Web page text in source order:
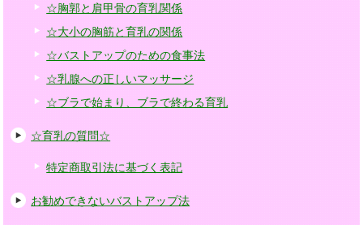
☆胸郭と肩甲骨の育乳関係
☆大小の胸筋と育乳の関係
☆バストアップのための食事法
☆乳腺への正しいマッサージ
☆ブラで始まり、ブラで終わる育乳
☆育乳の質問☆
特定商取引法に基づく表記
お勧めできないバストアップ法